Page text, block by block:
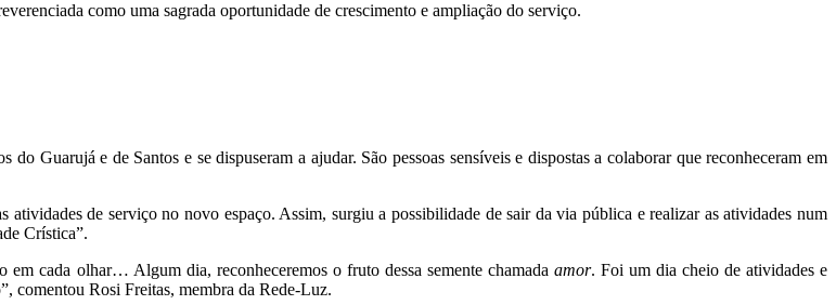
como uma sagrada oportunidade de crescimento e ampliação do serviço.
Guarujá e de Santos e se dispuseram a ajudar. São pessoas sensíveis e dispostas a colaborar que reconheceram em
de serviço no novo espaço. Assim, surgiu a possibilidade de sair da via pública e realizar as atividades num
Crística”.
cada olhar… Algum dia, reconheceremos o fruto dessa semente chamada amor. Foi um dia cheio de atividades e
comentou Rosi Freitas, membra da Rede-Luz.